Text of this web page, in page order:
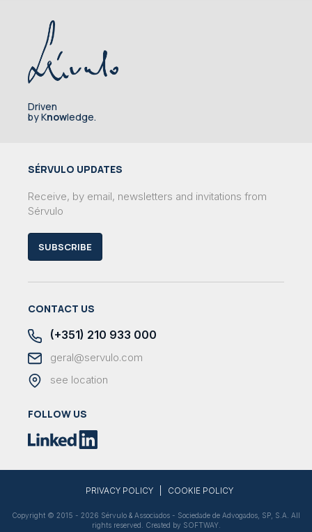
Driven
by Knowledge.
SÉRVULO UPDATES
Receive, by email, newsletters and invitations from
Sérvulo
SUBSCRIBE
CONTACT US
(+351) 210 933 000
geral@servulo.com
see location
FOLLOW US
PRIVACY POLICY COOKIE POLICY
Copyright © 2015 - 2026 Sérvulo & Associados - Sociedade de Advogados, SP, S.A. All
rights reserved. Created by SOFTWAY.